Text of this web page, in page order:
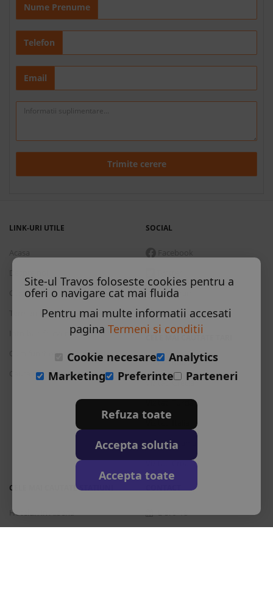
Nume Prenume
Telefon
Email
Trimite cerere
LINK-URI UTILE
Acasa
Contact
Termeni si conditii
Intrebari frecvente
Cum functioneaza
Cauta rezervare
SOCIAL
Facebook
Instagram
Skype
Vizitati Bulgaria
Vizitati Grecia
Vizitati Turcia
Vizitati Spania
Vizitati Croatia
CELE MAI CAUTATE STATIUNI
Hoteluri in Albena
L-S: 9-18
Site-ul Travos foloseste cookies pentru a
oferi o navigare cat mai fluida
Pentru mai multe informatii accesati
pagina Termeni si conditii
Cookie necesare
Analytics
Marketing
Preferinte Parteneri
Refuza toate
Accepta solutia
Accepta toate